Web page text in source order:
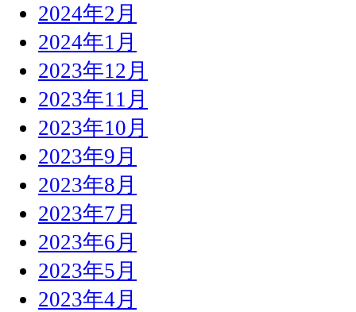
2024年2月
2024年1月
2023年12月
2023年11月
2023年10月
2023年9月
2023年8月
2023年7月
2023年6月
2023年5月
2023年4月